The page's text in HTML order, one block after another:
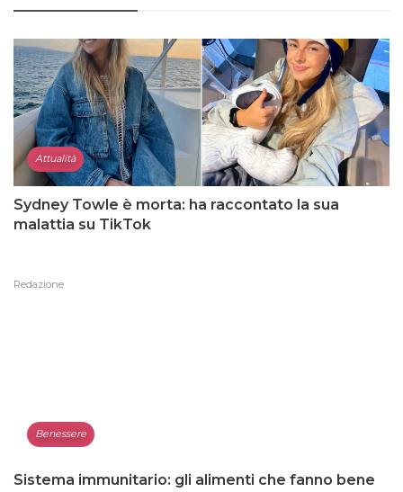
Attualità
Sydney Towle è morta: ha raccontato la sua
malattia su TikTok
Redazione
Benessere
Sistema immunitario: gli alimenti che fanno bene